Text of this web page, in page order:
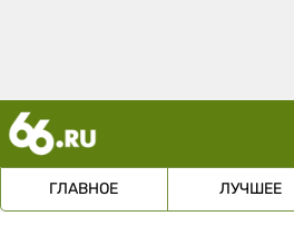
ГЛАВНОЕ ЛУЧШЕЕ